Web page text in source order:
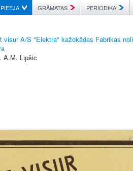
GRĀMATAS PERIODIKA
visur A/S "Elektra" kažokādas Fabrikas
A.M. Lipšic